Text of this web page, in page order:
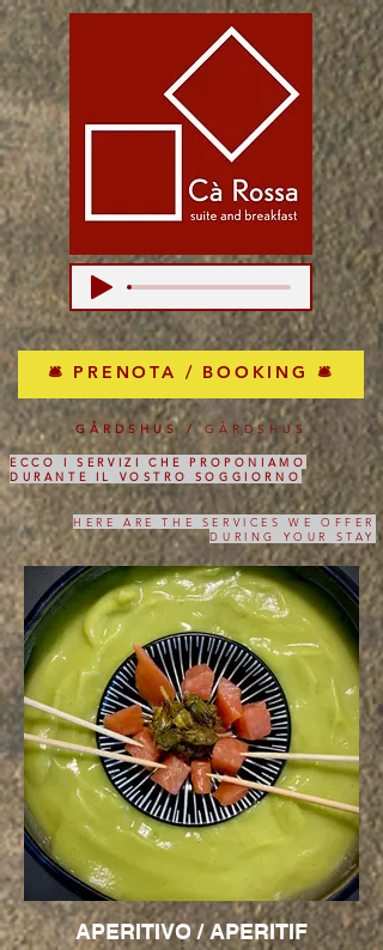
🛎 PRENOTA / BOOKING 🛎
GÅRDSHUS / GÅRDSHUS
ECCO I SERVIZI CHE PROPONIAMO
DURANTE IL VOSTRO SOGGIORNO
HERE ARE THE SERVICES WE OFFER
DURING YOUR STAY
APERITIVO / APERITIF